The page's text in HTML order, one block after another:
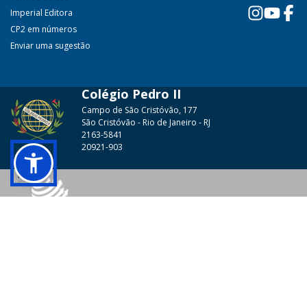
Imperial Editora
CP2 em números
Enviar uma sugestão
Colégio Pedro II
Campo de São Cristóvão, 177
São Cristóvão - Rio de Janeiro - RJ
2163-5841
20921-903